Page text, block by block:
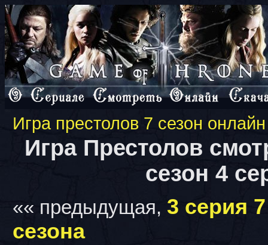
Игра престолов 7 сезон онлайн
Игра Престолов
сезон 4
«« предыдущая, 3 серия 7
сезона